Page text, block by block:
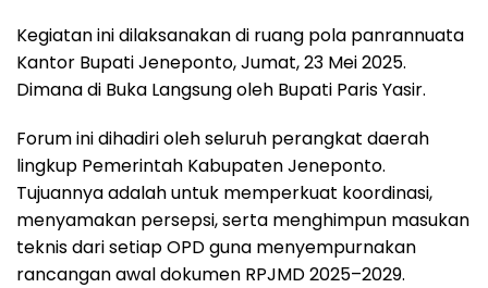
o
k
p
p
a
m
s
Kegiatan ini dilaksanakan di ruang pola panrannuata
Kantor Bupati Jeneponto, Jumat, 23 Mei 2025.
Dimana di Buka Langsung oleh Bupati Paris Yasir.
Forum ini dihadiri oleh seluruh perangkat daerah
lingkup Pemerintah Kabupaten Jeneponto.
Tujuannya adalah untuk memperkuat koordinasi,
menyamakan persepsi, serta menghimpun masukan
teknis dari setiap OPD guna menyempurnakan
rancangan awal dokumen RPJMD 2025–2029.